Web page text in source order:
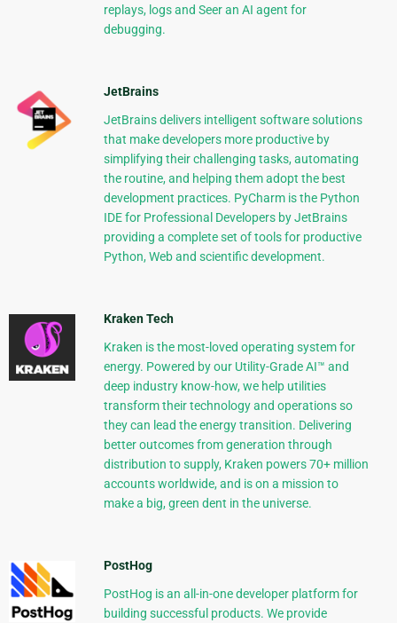
replays, logs and Seer an AI agent for
debugging.
JetBrains
JetBrains delivers intelligent software solutions
that make developers more productive by
simplifying their challenging tasks, automating
the routine, and helping them adopt the best
development practices. PyCharm is the Python
IDE for Professional Developers by JetBrains
providing a complete set of tools for productive
Python, Web and scientific development.
Kraken Tech
Kraken is the most-loved operating system for
energy. Powered by our Utility-Grade AI™ and
deep industry know-how, we help utilities
transform their technology and operations so
they can lead the energy transition. Delivering
better outcomes from generation through
distribution to supply, Kraken powers 70+ million
accounts worldwide, and is on a mission to
make a big, green dent in the universe.
PostHog
PostHog is an all-in-one developer platform for
building successful products. We provide